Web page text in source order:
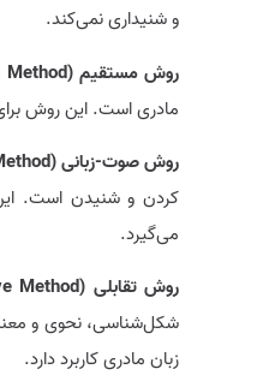
و شنیداری نمی‌کند.
روش مستقیم (The Direct Method):
مادری است. این روش
روش صوت-زبانی(The Audio-lingual Method):
کردن و شنیدن است. این
می‌گیرد.
روش تقابلی (The Contrastive Method):
شکل‌شناسی، نحوی و
زبان مادری کاربرد دارد.